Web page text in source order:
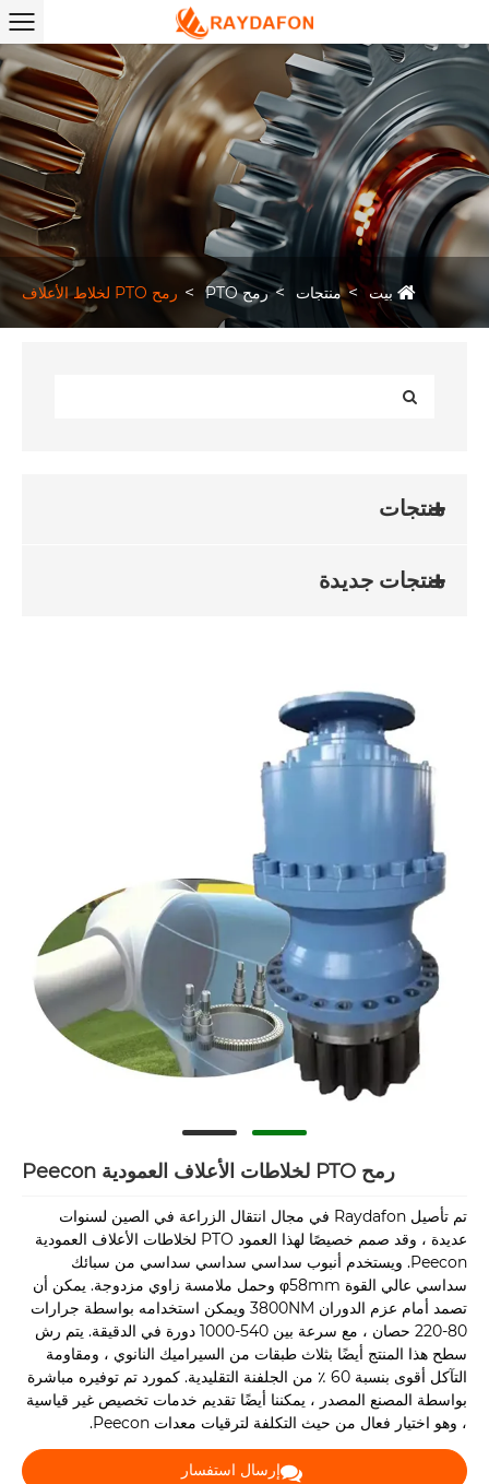
بيت منتجات رمح PTO رمح PTO لخلاط الأعلاف
منتجات
منتجات جديدة
رمح PTO لخلاطات الأعلاف العمودية Peecon
تم تأصيل Raydafon في مجال انتقال الزراعة في الصين لسنوات
عديدة ، وقد صمم خصيصًا لهذا العمود PTO لخلاطات الأعلاف العمودية
Peecon. ويستخدم أنبوب سداسي سداسي سداسي من سبائك
سداسي عالي القوة φ58mm وحمل ملامسة زاوي مزدوجة. يمكن أن
تصمد أمام عزم الدوران 3800NM ويمكن استخدامه بواسطة جرارات
80-220 حصان ، مع سرعة بين 540-1000 دورة في الدقيقة. يتم رش
سطح هذا المنتج أيضًا بثلاث طبقات من السيراميك النانوي ، ومقاومة
التآكل أقوى بنسبة 60 ٪ من الجلفنة التقليدية. كمورد تم توفيره مباشرة
بواسطة المصنع المصدر ، يمكننا أيضًا تقديم خدمات تخصيص غير قياسية
، وهو اختيار فعال من حيث التكلفة لترقيات معدات Peecon.
إرسال استفسار